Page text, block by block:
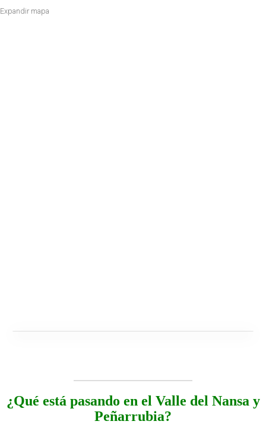
Expandir mapa
¿Qué está pasando en el Valle del Nansa y
Peñarrubia?